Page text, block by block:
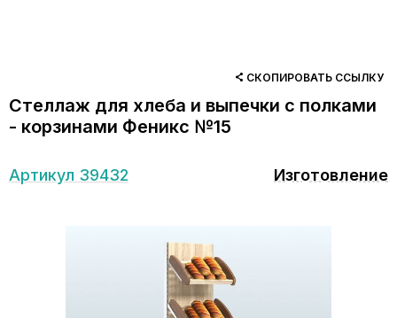
СКОПИРОВАТЬ ССЫЛКУ
Стеллаж для хлеба и выпечки с полками
- корзинами Феникс №15
Артикул 39432 Изготовление